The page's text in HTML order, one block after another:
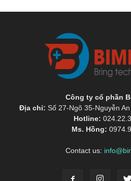
Công ty cổ phần
Địa chỉ: Số 27-Ngõ 35-Nguyễn
Hotline:
Ms. Hồng:
Contact us: